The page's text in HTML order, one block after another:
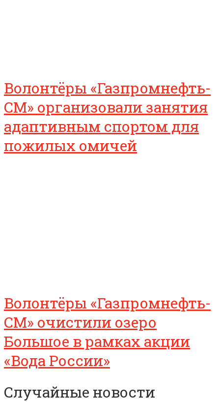
Волонтёры «Газпромнефть-
СМ» организовали занятия
адаптивным спортом для
пожилых омичей
Волонтёры «Газпромнефть-
СМ» очистили озеро
Большое в рамках акции
«Вода России»
Случайные новости